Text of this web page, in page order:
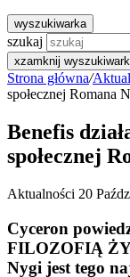
wyszukiwarka
szukaj
xzamknij
Strona główna/
społecznej Romana
Benefis
społecznej
Aktualności 20
Cyceron
FILOZOFIĄ
Nygi jest tego